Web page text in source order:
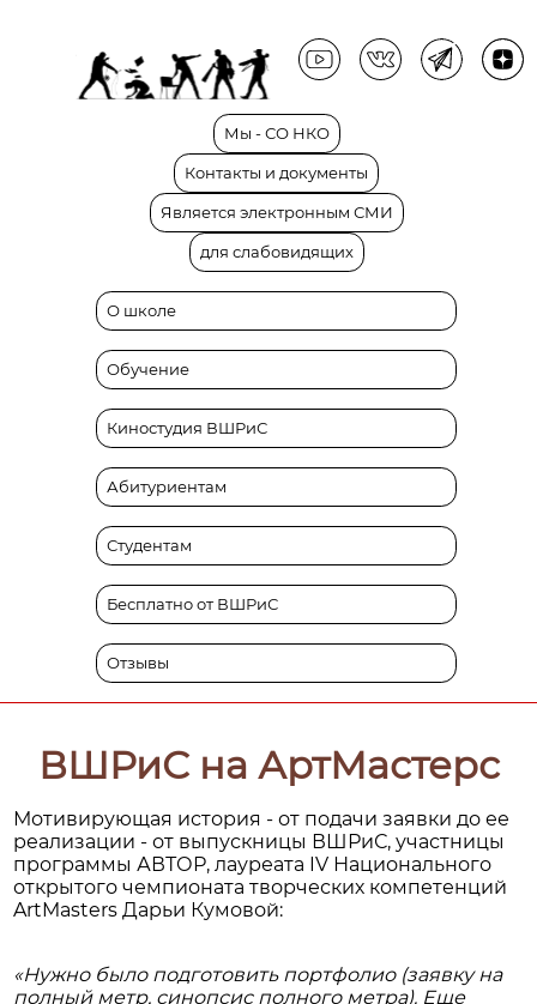
Мы - СО НКО
Контакты и документы
Является электронным СМИ
для слабовидящих
О школе
Обучение
Киностудия ВШРиС
Абитуриентам
Студентам
Бесплатно от ВШРиС
Отзывы
ВШРиС на АртМастерс
Мотивирующая история - от подачи заявки до ее
реализации - от выпускницы ВШРиС, участницы
программы АВТОР, лауреата IV Национального
открытого чемпионата творческих компетенций
ArtMasters Дарьи Кумовой:
«Нужно было подготовить портфолио (заявку на
полный метр, синопсис полного метра). Еще